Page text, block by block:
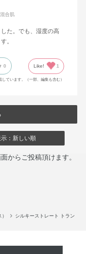
混合肌
た。でも、湿度の高
。
0 Like! 1
ています。（一部、編集も含む）
：新しい順
からご投稿頂けます。
シルキーストレート トラン